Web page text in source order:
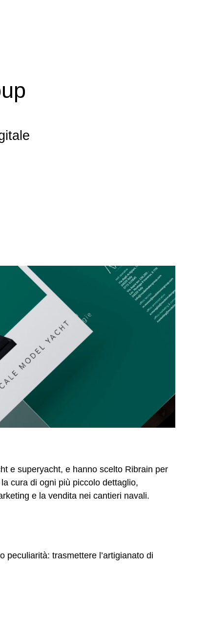
e superyacht, e hanno scelto Ribrain per
cura di ogni più piccolo dettaglio,
e la vendita nei cantieri navali.
peculiarità: trasmettere l’artigianato di